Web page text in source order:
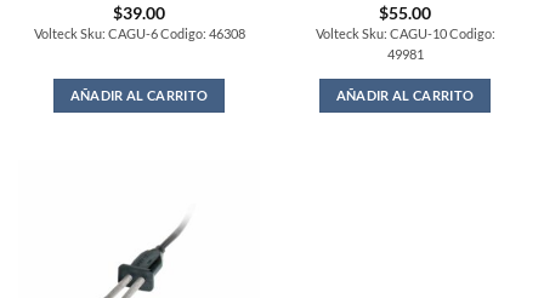
$39.00
Volteck Sku: CAGU-6 Codigo: 46308
AÑADIR AL CARRITO
$55.00
Volteck Sku: CAGU-10 Codigo:
49981
AÑADIR AL CARRITO